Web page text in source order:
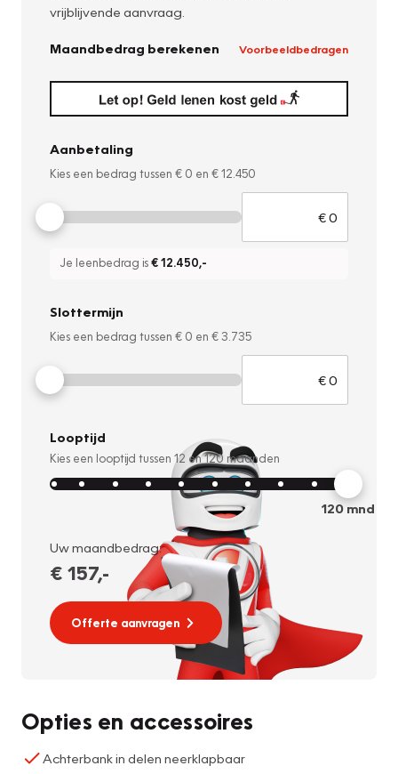
vrijblijvende aanvraag.
Maandbedrag berekenen Voorbeeldbedragen
Aanbetaling
Kies een bedrag tussen € 0 en € 12.450
Je leenbedrag is€ 12.450,-
Slottermijn
Kies een bedrag tussen € 0 en € 3.735
Looptijd
Kies een looptijd tussen 12 en120 maanden
120mnd
Uw maandbedrag:
€ 157,-
Offerte aanvragen
Opties en accessoires
Achterbank in delen neerklapbaar